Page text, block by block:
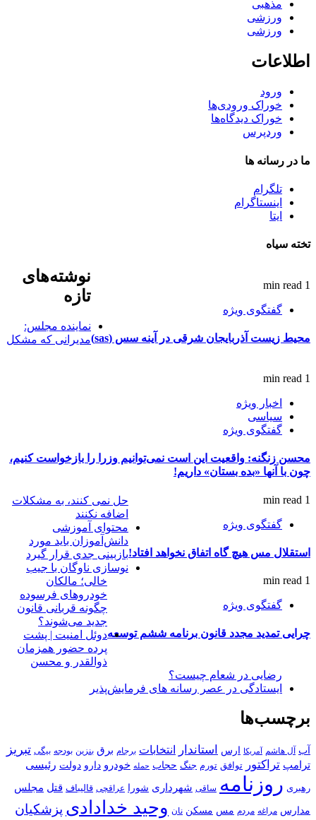
مذهبی
ورزشی
ورزشی
اطلاعات
ورود
خوراک ورودی‌ها
خوراک دیدگاه‌ها
وردپرس
ما در رسانه ها
تلگرام
اینستاگرام
ایتا
تخته سیاه
1 min read
گفتگوی ویژه
محیط زیست آذربایجان شرقی در آینه سس (sas)
1 min read
اخبار ویژه
سیاسی
گفتگوی ویژه
محسن زنگنه: واقعیت این است نمی‌توانیم وزرا را بازخواست کنیم،
چون با آنها «بده بستان» داریم!
1 min read
گفتگوی ویژه
استقلال مس هیچ گاه اتفاق نخواهد افتاد!
1 min read
گفتگوی ویژه
چرایی تمدید مجدد قانون برنامه ششم توسعه
نوشته‌های
تازه
نماینده مجلس:
مدیرانی که مشکل
حل نمی کنند، به مشکلات
اضافه نکنند
محتوای آموزشی
دانش‌آموزان باید مورد
بازبینی جدی قرار گیرد
نوسازی ناوگان با جیب
خالی؛ مالکان
خودرو‌های فرسوده
چگونه قربانی قانون
جدید می‌شوند؟
دوئل امنیت | پشت
پرده حضور همزمان
ذوالقدر و محسن
رضایی در شعام چیست؟
ایستادگی در عصر رسانه های فرمایش‌پذیر
برچسب‌ها
آب آل هاشم آمریکا ارس استاندار انتخابات برجام برق بنزین بودجه بیگی تبریز
ترامپ تراکتور توافق تورم جنگ حجاب حمله خودرو دارو دولت رئیسی
رهبری روزنامه ساقی شهرداری شورا عراقچی قالیباف قتل مجلس
مدارس مراغه مردم مس مسکن نان وحید خدادادی پزشکیان